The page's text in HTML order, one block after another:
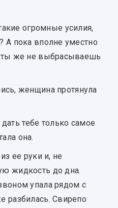
огромные усилия,
А пока вполне уместно
ты же не выбрасываешь
женщина протянула
тебе только самое
она.
ее руки и, не
жидкость до дна.
упала рядом с
разбилась. Свирепо